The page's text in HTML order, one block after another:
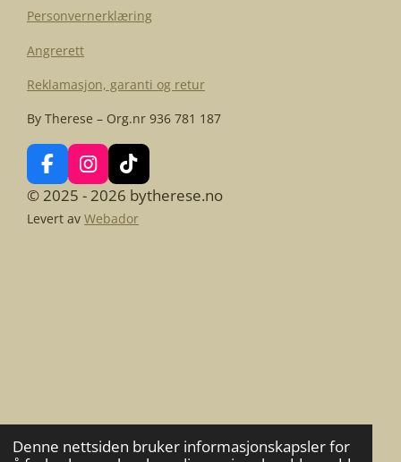
Denne nettsiden bruker informasjonskapsler for
Personvernerklæring
Angrerett
Reklamasjon, garanti og retur
By Therese – Org.nr 936 781 187
F
a
c
e
I
n
s
t
T
i
k
T
© 2025 - 2026 bytherese.no
Levert av Webador